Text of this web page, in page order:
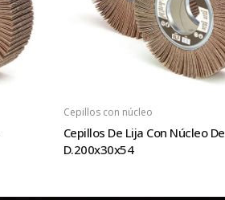
Cepillos con núcleo
Cepillos De Lija Con Núcleo De
D.200x30x54